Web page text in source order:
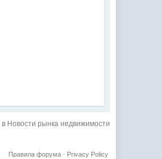
Новости рынка недвижимости
Privacy Policy
Правила форума·